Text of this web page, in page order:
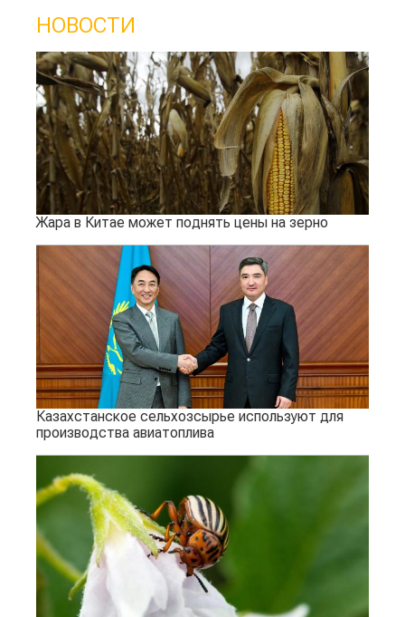
НОВОСТИ
Жара в Китае может поднять цены на зерно
Казахстанское сельхозсырье используют для
производства авиатоплива